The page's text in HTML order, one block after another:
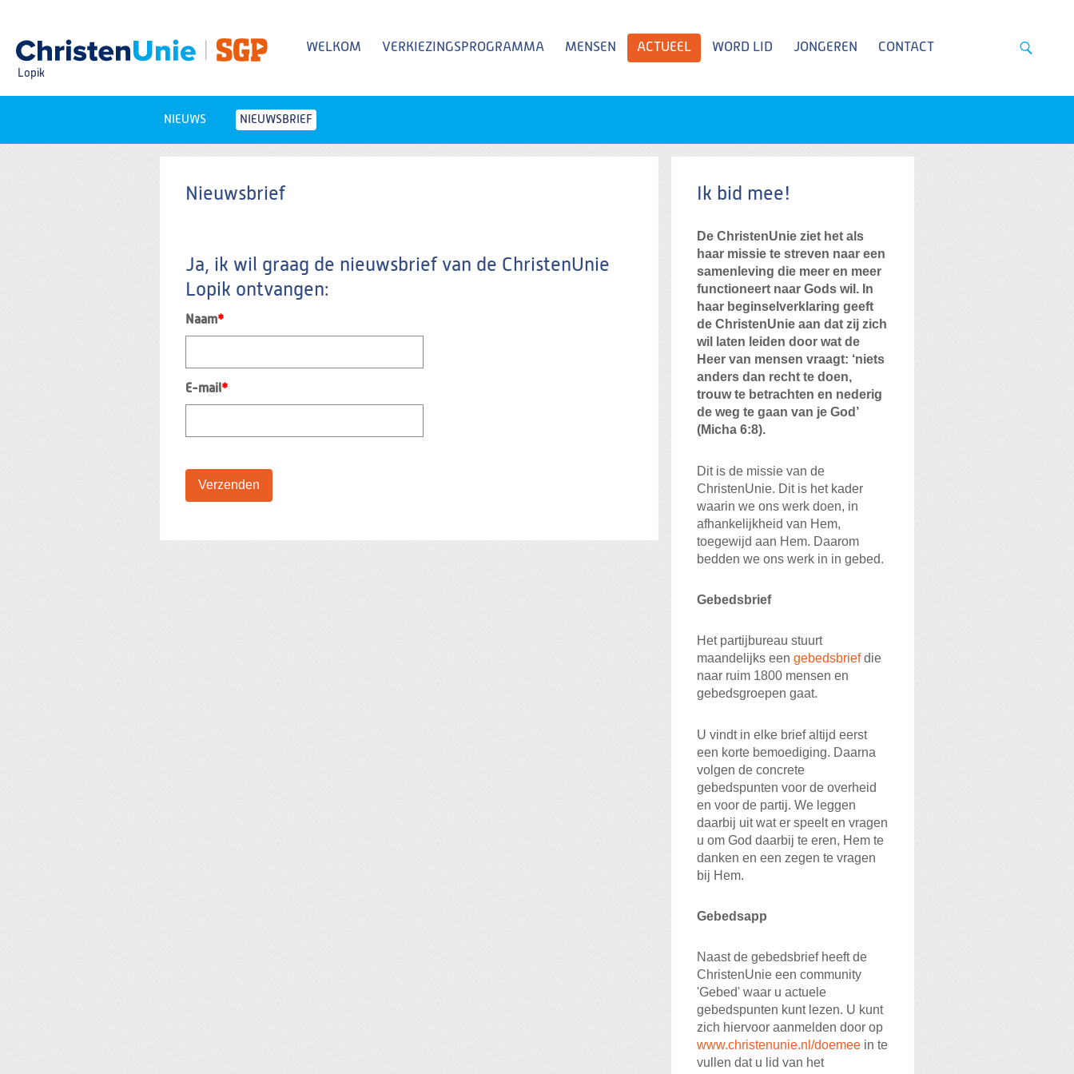
Spring
naar
inhoud
Lopik
WELKOM VERKIEZINGSPROGRAMMA MENSEN ACTUEEL WORD LID JONGEREN CONTACT
Zoeken:
Zoeken
NIEUWS NIEUWSBRIEF
Nieuwsbrief
Nieuwsbrief
Ja, ik wil graag de nieuwsbrief van de ChristenUnie
Lopik ontvangen:
Naam*
E-mail*
Verzenden
Ik bid mee!
De ChristenUnie ziet het als
haar missie te streven naar een
samenleving die meer en meer
functioneert naar Gods wil. In
haar beginselverklaring geeft
de ChristenUnie aan dat zij zich
wil laten leiden door wat de
Heer van mensen vraagt: ‘niets
anders dan recht te doen,
trouw te betrachten en nederig
de weg te gaan van je God’
(Micha 6:8).
Dit is de missie van de
ChristenUnie. Dit is het kader
waarin we ons werk doen, in
afhankelijkheid van Hem,
toegewijd aan Hem. Daarom
bedden we ons werk in in gebed.
Gebedsbrief
Het partijbureau stuurt
maandelijks een gebedsbriefdie
naar ruim 1800 mensen en
gebedsgroepen gaat.
U vindt in elke brief altijd eerst
een korte bemoediging. Daarna
volgen de concrete
gebedspunten voor de overheid
en voor de partij. We leggen
daarbij uit wat er speelt en vragen
u om God daarbij te eren, Hem te
danken en een zegen te vragen
bij Hem.
Gebedsapp
Naast de gebedsbrief heeft de
ChristenUnie een community
'Gebed' waar u actuele
gebedspunten kunt lezen. U kunt
zich hiervoor aanmelden door op
www.christenunie.nl/doemee in te
vullen dat u lid van het